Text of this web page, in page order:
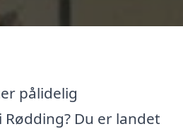
pålidelig
Du er landet